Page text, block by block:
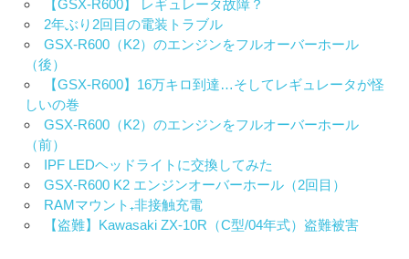
【GSX-R600】 レギュレータ故障？
2年ぶり2回目の電装トラブル
GSX-R600（K2）のエンジンをフルオーバーホール
（後）
【GSX-R600】16万キロ到達…そしてレギュレータが怪
しいの巻
GSX-R600（K2）のエンジンをフルオーバーホール
（前）
IPF LEDヘッドライトに交換してみた
GSX-R600 K2 エンジンオーバーホール（2回目）
RAMマウント₊非接触充電
【盗難】Kawasaki ZX-10R（C型/04年式）盗難被害